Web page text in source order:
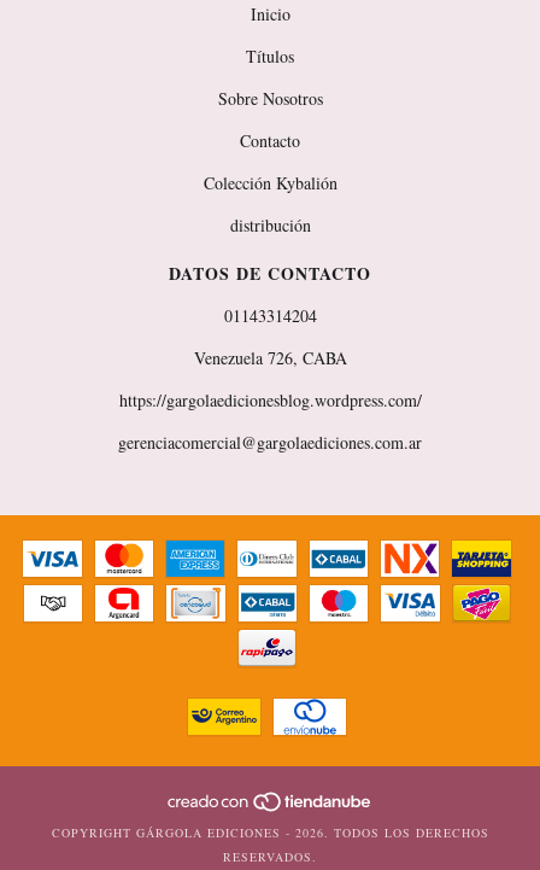
Inicio
Títulos
Sobre Nosotros
Contacto
Colección Kybalión
distribución
DATOS DE CONTACTO
01143314204
Venezuela 726, CABA
https://gargolaedicionesblog.wordpress.com/
gerenciacomercial@gargolaediciones.com.ar
COPYRIGHT GÁRGOLA EDICIONES - 2026. TODOS LOS DERECHOS
RESERVADOS.